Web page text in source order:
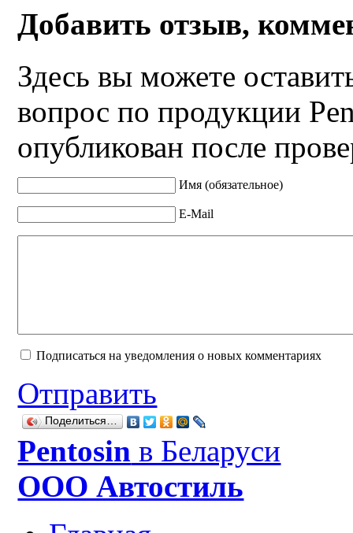
Добавить отзыв,
Здесь вы можете
вопрос по продукции
опубликован после
Имя (обязательное)
E-Mail
Подписаться на уведомления о новых комментариях
Отправить
Поделиться…
Рentosin в Беларуси
ООО Автостиль